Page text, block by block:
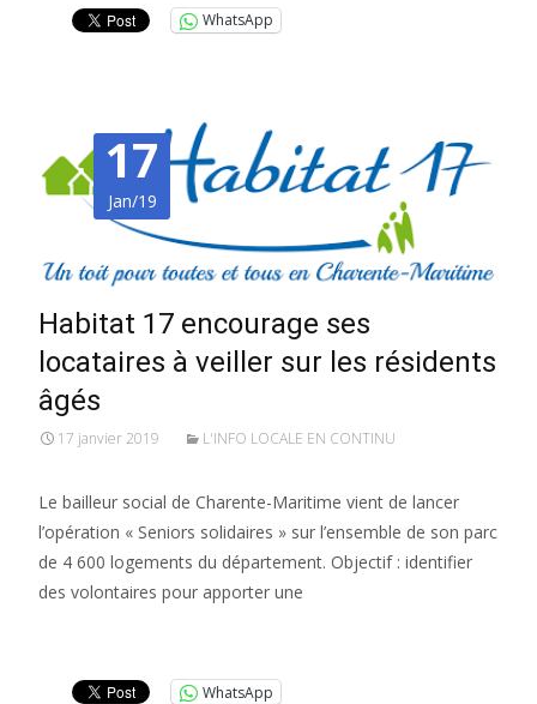
WhatsApp
17
Jan/19
Habitat 17 encourage ses
locataires à veiller sur les résidents
âgés
17 janvier 2019 L'INFO LOCALE EN CONTINU
Le bailleur social de Charente-Maritime vient de lancer
l’opération « Seniors solidaires » sur l’ensemble de son parc
de 4 600 logements du département. Objectif : identifier
des volontaires pour apporter une
WhatsApp